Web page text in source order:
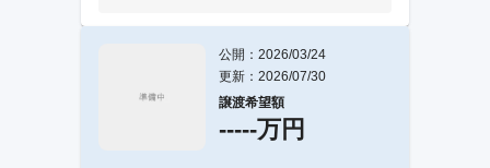
公開：2026/03/24
更新：2026/07/30
譲渡希望額
-----万円